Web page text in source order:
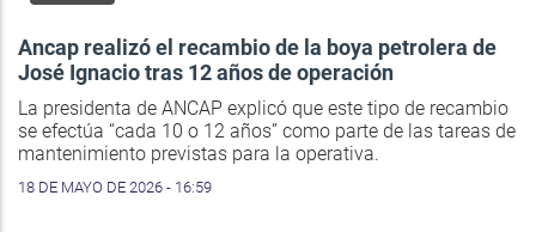
Ancap realizó el recambio de la boya petrolera de
José Ignacio tras 12 años de operación
La presidenta de ANCAP explicó que este tipo de recambio
se efectúa “cada 10 o 12 años” como parte de las tareas de
mantenimiento previstas para la operativa.
18 DE MAYO DE 2026 - 16:59